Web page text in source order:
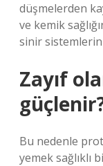
düşmelerden
ve kemik
sinir
Zayıf
Bu nedenle
yemek sağlıklı